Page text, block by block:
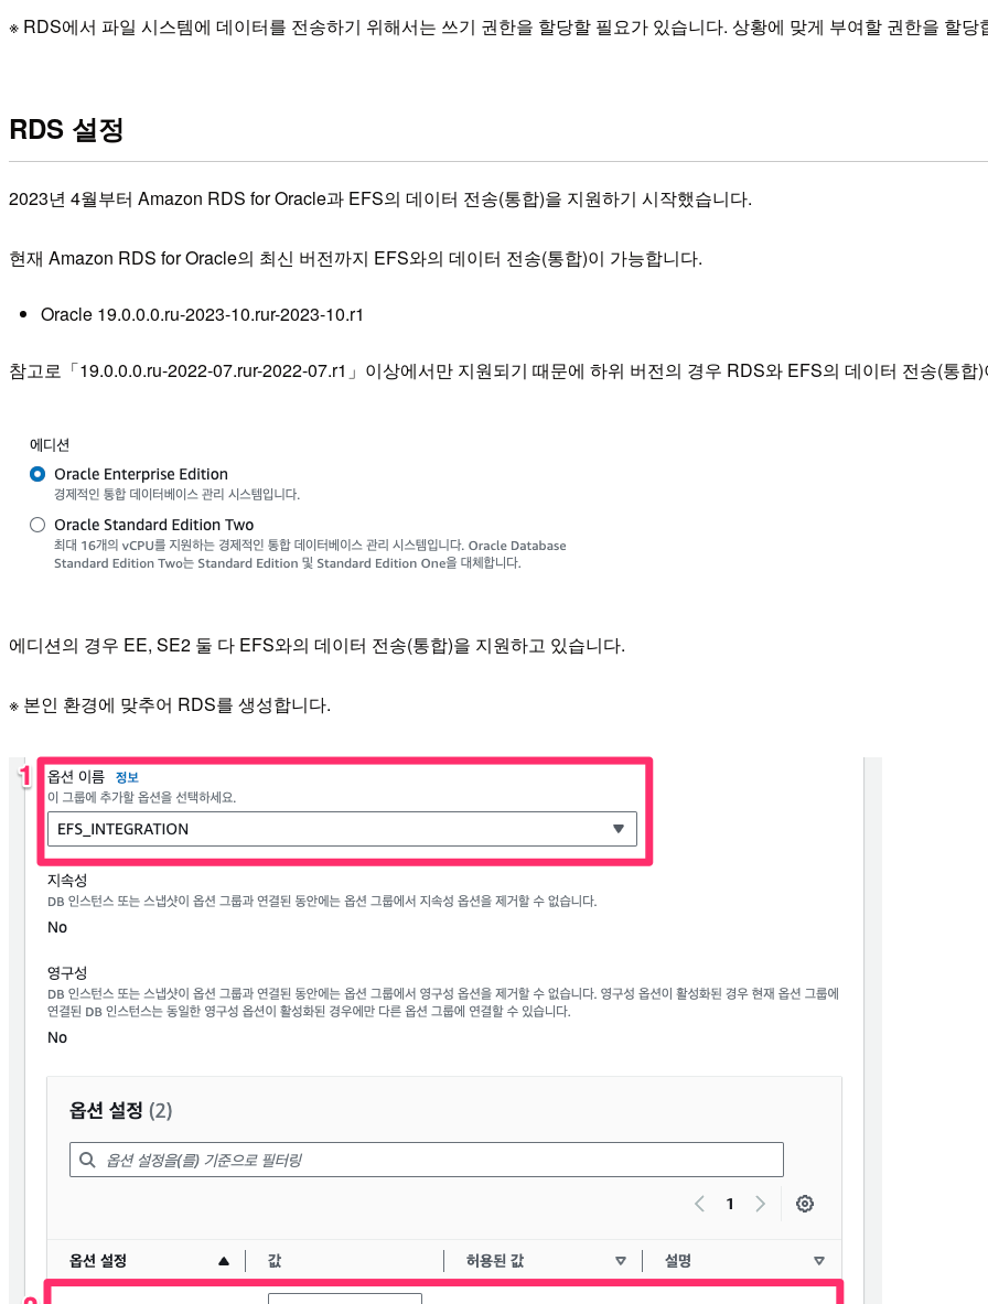
※ RDS에서 파일 시스템에 데이터를 전송하기 위해서는 쓰기 권한을 할당할 필요가 있습니다. 상황에 맞게 부여할 권한을 할당
RDS 설정
2023년 4월부터 Amazon RDS for Oracle과 EFS의 데이터 전송(통합)을 지원하기 시작했습니다.
현재 Amazon RDS for Oracle의 최신 버전까지 EFS와의 데이터 전송(통합)이 가능합니다.
Oracle 19.0.0.0.ru-2023-10.rur-2023-10.r1
참고로「19.0.0.0.ru-2022-07.rur-2022-07.r1」이상에서만 지원되기 때문에 하위 버전의 경우 RDS와 EFS의 데이터 전송(통합
에디션의 경우 EE, SE2 둘 다 EFS와의 데이터 전송(통합)을 지원하고 있습니다.
※ 본인 환경에 맞추어 RDS를 생성합니다.